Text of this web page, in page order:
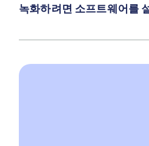
녹화하려면 소프트웨어를